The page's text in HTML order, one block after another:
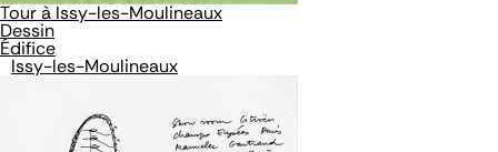
Tour à Issy-les-Moulineaux
Dessin
Édifice
Issy-les-Moulineaux